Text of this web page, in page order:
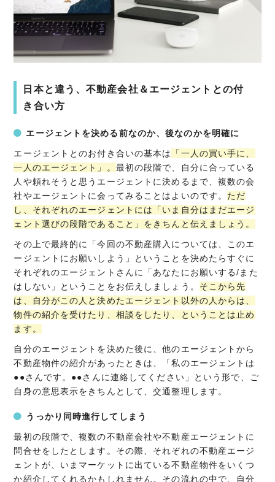
日本と違う、不動産会社＆エージェントとの付
き合い方
エージェントを決める前なのか、後なのかを明確に
エージェントとのお付き合いの基本は
「一人の買い手に、
一人のエージェント」。 最初の段階で、自分に合っている
人や頼れそうと思うエージェントに決めるまで、複数の会
社やエージェントに会ってみることはよいのです。 ただ
し、それぞれのエージェントには「いま自分はまだエージ
ェント選びの段階であること」をきちんと伝えましょう。
その上で最終的に「今回の不動産購入については、このエ
ージェントにお願いしよう」ということを決めたらすぐに
それぞれのエージェントさんに「あなたにお願いする/また
はしない」ということをお伝えしましょう。 そこから先
は、自分がこの人と決めたエージェント以外の人からは、
物件の紹介を受けたり、相談をしたり、ということは止め
ます。
自分のエージェントを決めた後に、他のエージェントから
不動産物件の紹介があったときは、「私のエージェントは
●●さんです。●●さんに連絡してください」という形で、ご
自身の意思表示をきちんとして、交通整理します。
うっかり同時進行してしまう
最初の段階で、複数の不動産会社や不動産エージェントに
問合せをしたとします。その際、それぞれの不動産エージ
ェントが、いまマーケットに出ている不動産物件をいくつ
か紹介してくれるかもしれません。その流れの中で、自分